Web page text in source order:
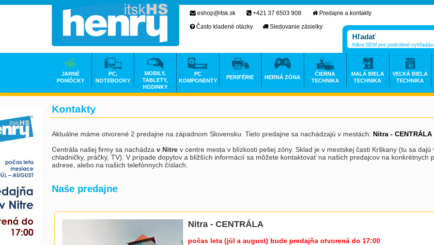
Kontakty
Aktuálne máme otvorené 2 predajne na západnom Slovensku. Tieto predajne sa nachádzajú v mestách: Nitra - CENTRÁLA
Centrála našej firmy sa nachádza v Nitre v centre mesta v blízkosti pešej zóny. Sklad je v mestskej časti Krškany (tu sa
chladničky, práčky, TV). V prípade dopytov a bližších informácií sa môžete kontaktovať na našich predajcov na
adrese, alebo na našich telefónnych číslach.
Naše predajne
Nitra - CENTRÁLA
počas leta (júl a august) bude predajňa otvorená do 17:00
eshop@itsk.sk +421 37 6503 908
Predajne a kontakty
Často kladené otázky
Sledovanie zásielky
Klikni SEM pre podrobné
JARNÉ
POMÔCKY
PC,
NOTEBOOKY
MOBILY,
TABLETY,
HODINKY
PC
KOMPONENTY
PERIFÉRIE HERNÁ ZÓNA
ČIERNA
TECHNIKA
MALÁ BIELA
TECHNIKA
VEĽKÁ BIELA
TECHNIKA